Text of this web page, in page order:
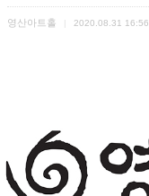
영산아트홀 2020.08.31 16:56